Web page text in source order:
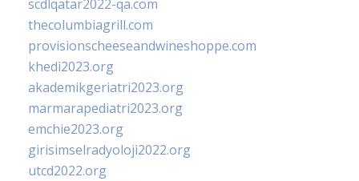
scdlqatar2022-qa.com
thecolumbiagrill.com
provisionscheeseandwineshoppe.com
khedi2023.org
akademikgeriatri2023.org
marmarapediatri2023.org
emchie2023.org
girisimselradyoloji2022.org
utcd2022.org